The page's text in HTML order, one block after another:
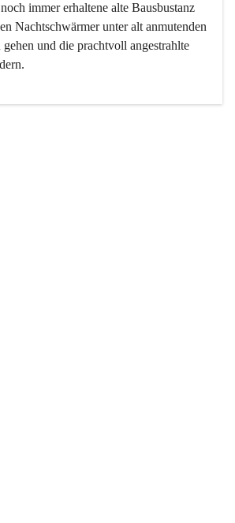
immer erhaltene alte Bausbustanz
Nachtschwärmer unter alt anmutenden
und die prachtvoll angestrahlte
heute nicht mehr, ist aber integrativer